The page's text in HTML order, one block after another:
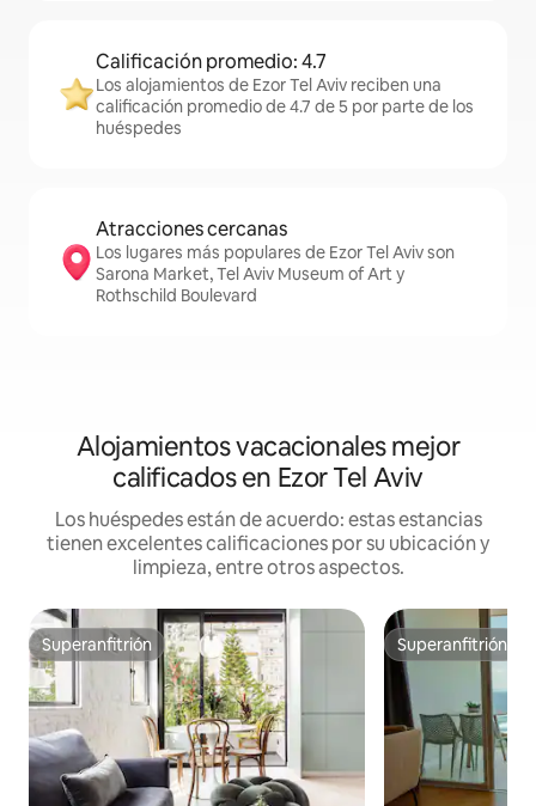
Calificación promedio: 4.7
Los alojamientos de Ezor Tel Aviv reciben una
calificación promedio de 4.7 de 5 por parte de los
huéspedes
Atracciones cercanas
Los lugares más populares de Ezor Tel Aviv son
Sarona Market, Tel Aviv Museum of Art y
Rothschild Boulevard
Alojamientos vacacionales mejor
calificados en Ezor Tel Aviv
Los huéspedes están de acuerdo: estas estancias
tienen excelentes calificaciones por su ubicación y
limpieza, entre otros aspectos.
Superanfitrión
Superanfitrión Superanfitrión
Superanfitrión